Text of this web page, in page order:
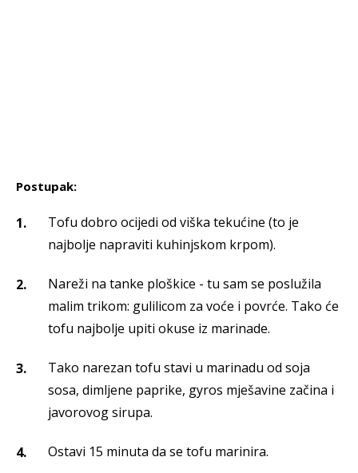
Postupak:
Tofu dobro ocijedi od viška tekućine (to je
najbolje napraviti kuhinjskom krpom).
Nareži na tanke ploškice - tu sam se poslužila
malim trikom: gulilicom za voće i povrće. Tako će
tofu najbolje upiti okuse iz marinade.
Tako narezan tofu stavi u marinadu od soja
sosa, dimljene paprike, gyros mješavine začina i
javorovog sirupa.
Ostavi 15 minuta da se tofu marinira.